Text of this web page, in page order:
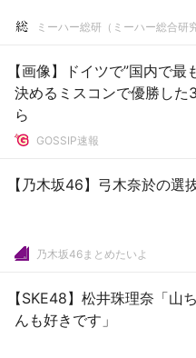
ミーハー総研（ミーハー総合研
【画像】ドイツで”国内で最
決めるミスコンで優勝した
ら
GOSSIP速報
【乃木坂46】弓木奈於の選
乃木坂46まとめたいよ
【SKE48】松井珠理奈「山
んも好きです」